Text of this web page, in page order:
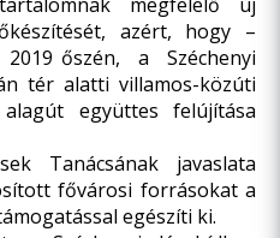
azért, hogy –
őszén, a Széchenyi
tér alatti villamos-közúti
együttes felújítása
Tanácsának javaslata
fővárosi forrásokat a
egészíti ki.